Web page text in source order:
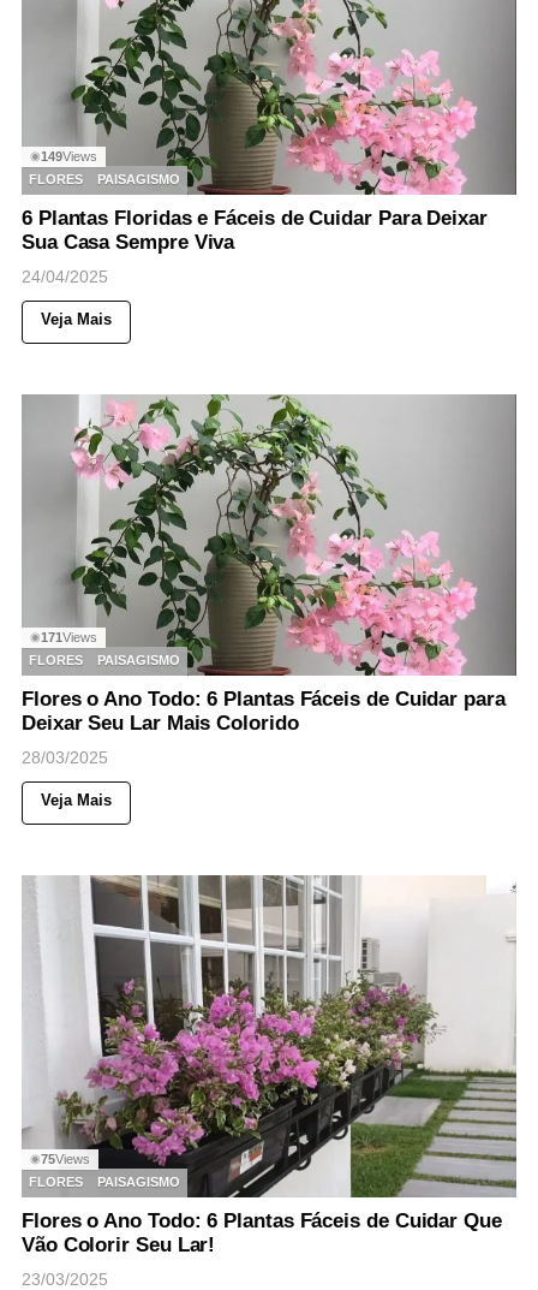
◉149Views
FLORES
PAISAGISMO
6 Plantas Floridas e Fáceis de Cuidar Para Deixar
Sua Casa Sempre Viva
24/04/2025
Veja Mais
◉171Views
FLORES
PAISAGISMO
Flores o Ano Todo: 6 Plantas Fáceis de Cuidar para
Deixar Seu Lar Mais Colorido
28/03/2025
Veja Mais
◉75Views
FLORES
PAISAGISMO
Flores o Ano Todo: 6 Plantas Fáceis de Cuidar Que
Vão Colorir Seu Lar!
23/03/2025